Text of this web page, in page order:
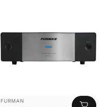
MARCA:
FURMAN